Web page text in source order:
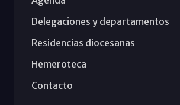
Delegaciones y departamentos
Residencias diocesanas
Hemeroteca
Contacto